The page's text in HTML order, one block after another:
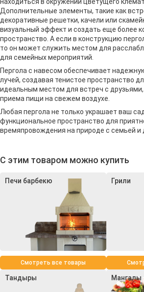
находиться в окружении цветущего
Дополнительные элементы, такие как
декоративные решетки, качели или
визуальный эффект и создать еще более
пространство. А если в конструкцию
то он может служить местом для
для семейных мероприятий.
Пергола с навесом обеспечивает
лучей, создавая тенистое пространство
идеальным местом для встреч с друзьями,
приема пищи на свежем воздухе.
Любая пергола не только украшает ваш
функциональное пространство для
времяпровождения на природе с семьей и
С этим товаром можно купить
Печи барбекю
Смотреть все товары
Грили
Тандыры Мангалы